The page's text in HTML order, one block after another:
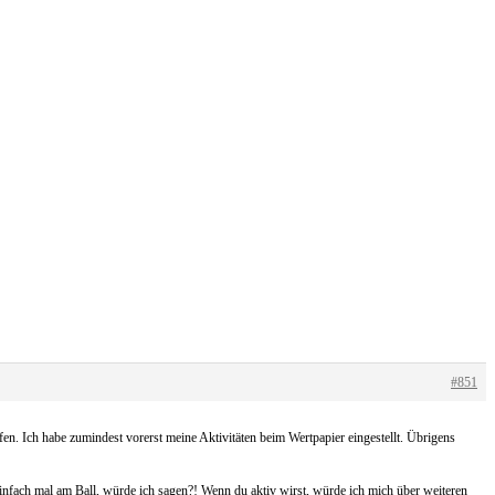
#851
Ich habe zumindest vorerst meine Aktivitäten beim Wertpapier eingestellt. Übrigens
mal am Ball, würde ich sagen?! Wenn du aktiv wirst, würde ich mich über weiteren